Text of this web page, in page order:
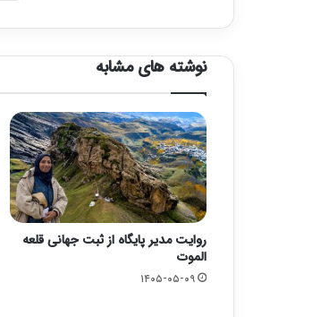
نوشته های مشابه
روایت مدیر پایگاه از ثبت جهانی قلعه
الموت
۱۴۰۵-۰۵-۰۹